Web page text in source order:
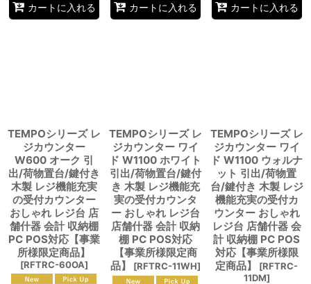
カートに入れる カートに入れる カートに入れる
TEMPOシリーズ レ
ジカウンター
W600 オーク 引
出/荷物置台/鍵付き
木製 レジ機能充実
の受付カウンター
おしゃれ レジ台 店
舗什器 会計 収納棚
PC POS対応【事業
所様限定商品】
[RFTRC-60OA]
TEMPOシリーズ レ
ジカウンター ワイ
ド W1100 ホワイト
引出/荷物置台/鍵付
き 木製 レジ機能充
実の受付カウンタ
ー おしゃれ レジ台
店舗什器 会計 収納
棚 PC POS対応
【事業所様限定商
品】
[RFTRC-11WH]
TEMPOシリーズ レ
ジカウンター ワイ
ド W1100 ウォルナ
ット 引出/荷物置
台/鍵付き 木製 レジ
機能充実の受付カ
ウンター おしゃれ
レジ台 店舗什器 会
計 収納棚 PC POS
対応【事業所様限
定商品】
[RFTRC-
11DM]